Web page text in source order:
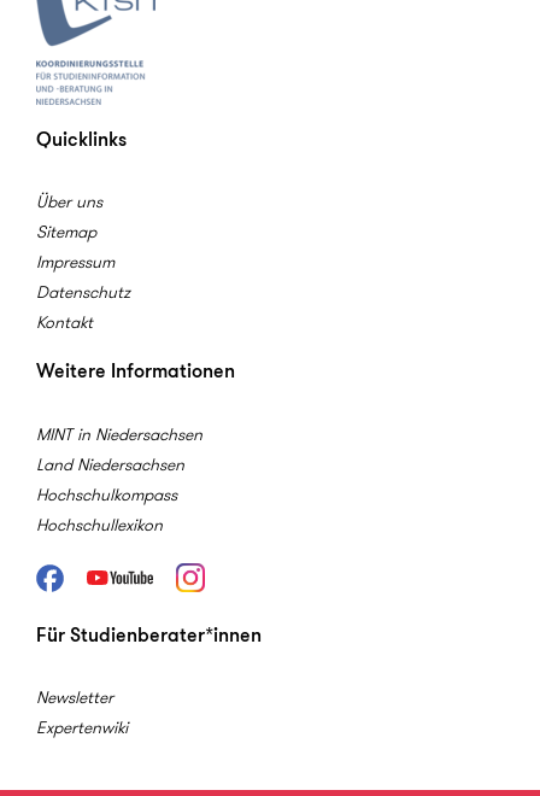
Quicklinks
Über uns
Sitemap
Impressum
Datenschutz
Kontakt
Weitere Informationen
MINT in Niedersachsen
Land Niedersachsen
Hochschulkompass
Hochschullexikon
FacebookYoutube Instagram
Für Studienberater*innen
Newsletter
Expertenwiki